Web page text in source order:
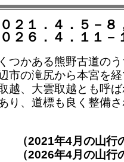
２１．４．５－８
０２６．４．１１
つかある熊野古道の
市の滝尻から本宮を
越、大雲取越とも呼
り、道標も良く整備
（2021年4月の山
（2026年4月の山